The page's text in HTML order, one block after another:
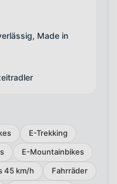
Made in
E-Trekking
E-Mountainbikes
45 km/h
Fahrräder